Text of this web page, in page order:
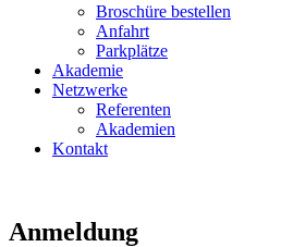
Broschüre bestellen
Anfahrt
Parkplätze
Akademie
Netzwerke
Referenten
Akademien
Kontakt
Anmeldung